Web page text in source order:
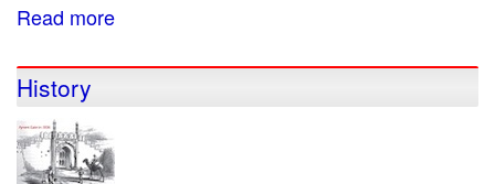
Read more
का
History